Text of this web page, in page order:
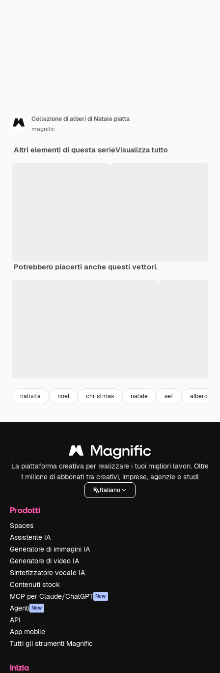
Collezione di alberi di Natale piatta
magnific
Altri elementi di questa serieVisualizza tutto
Potrebbero piacerti anche questi vettori.
nativita noel christmas natale set albero di
La piattaforma creativa per realizzare i tuoi migliori lavori. Oltre
1 milione di abbonati tra creativi, imprese, agenzie e studi.
Italiano
Prodotti
Spaces
Assistente IA
Generatore di immagini IA
Generatore di video IA
Sintetizzatore vocale IA
Contenuti stock
MCP per Claude/ChatGPT New
Agenti New
API
App mobile
Tutti gli strumenti Magnific
Inizia